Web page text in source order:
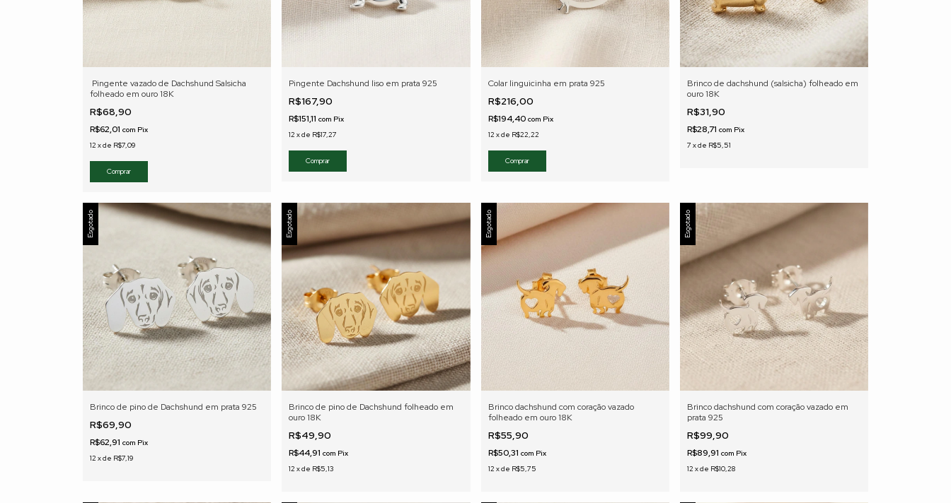
Pingente vazado de Dachshund Salsicha
folheado em ouro 18K
R$68,90
R$62,01 com Pix
12 xde R$7,09
Pingente Dachshund liso em prata 925
R$167,90
R$151,11com Pix
12 xde R$17,27
Colar linguicinha em prata 925
R$216,00
R$194,40 com Pix
12 xde R$22,22
Brinco de dachshund (salsicha) folheado em
ouro 18K
R$31,90
R$28,71 com Pix
7 xde R$5,51
Esgotado
Brinco de pino de Dachshund em prata 925
R$69,90
R$62,91 com Pix
12 xde R$7,19
Esgotado
Brinco de pino de Dachshund folheado em
ouro 18K
R$49,90
R$44,91com Pix
12 xde R$5,13
Esgotado
Brinco dachshund com coração vazado
folheado em ouro 18K
R$55,90
R$50,31 com Pix
12 xde R$5,75
Esgotado
Brinco dachshund com coração vazado em
prata 925
R$99,90
R$89,91 com Pix
12 xde R$10,28